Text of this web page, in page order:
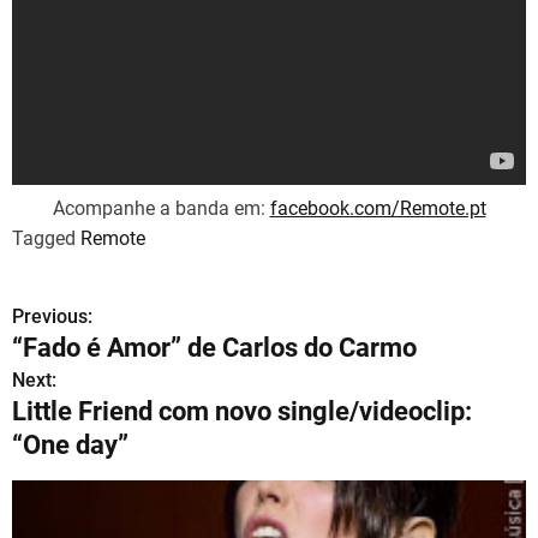
Acompanhe a banda em: facebook.com/Remote.pt
Tagged Remote
N
a
v
e
Previous:
“Fado é Amor” de Carlos do Carmo
Next:
Little Friend com novo single/videoclip:
“One day”